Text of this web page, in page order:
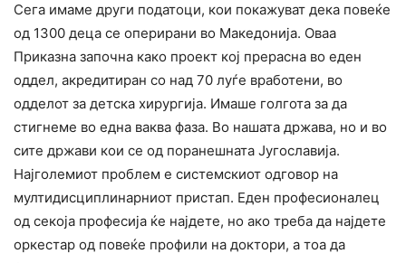
Сега имаме други податоци, кои покажуват дека повеќе
од 1300 деца се оперирани во Македонија. Оваа
Приказна започна како проект кој прерасна во еден
оддел, акредитиран со над 70 луѓе вработени, во
одделот за детска хирургија. Имаше голгота за да
стигнеме во една ваква фаза. Во нашата држава, но и во
сите држави кои се од поранешната Југославија.
Најголемиот проблем е системскиот одговор на
мултидисциплинарниот пристап. Еден професионалец
од секоја професија ќе најдете, но ако треба да најдете
оркестар од повеќе профили на доктори, а тоа да